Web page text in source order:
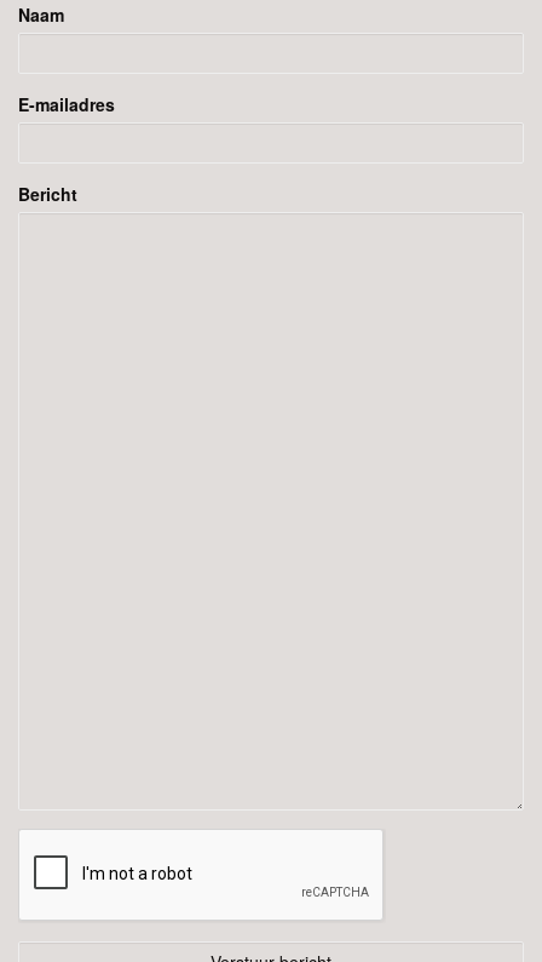
Naam
E-mailadres
Bericht